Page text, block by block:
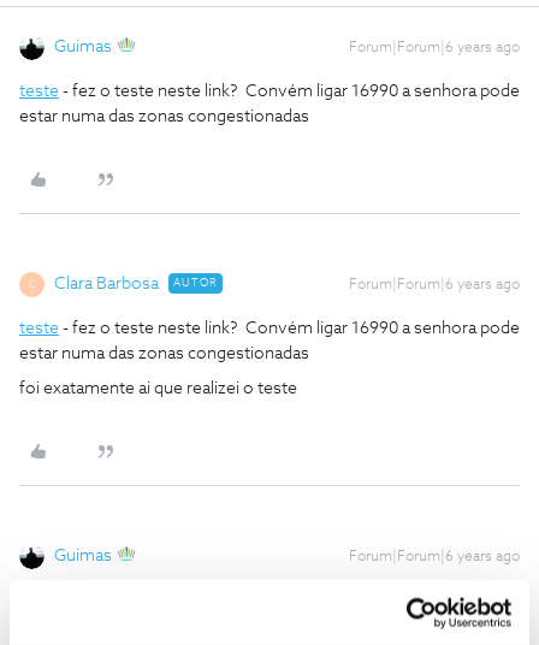
Guimas Forum|Forum|6 years ago
teste - fez o teste neste link? Convém ligar 16990 a senhora pode
estar numa das zonas congestionadas
C Clara Barbosa AUTOR Forum|Forum|6 years ago
teste - fez o teste neste link? Convém ligar 16990 a senhora pode
estar numa das zonas congestionadas
foi exatamente ai que realizei o teste
Guimas Forum|Forum|6 years ago
Ok, Pode fazer o habitual, desligar da corrente e voltar a ligar.